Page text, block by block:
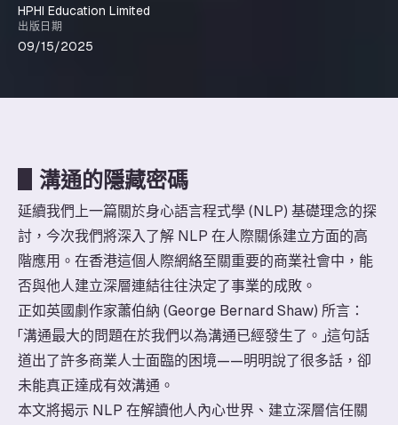
HPHI Education Limited
出版日期
09/15/2025
溝通的隱藏密碼
延續我們上一篇關於身心語言程式學 (NLP) 基礎理念的探
討，今次我們將深入了解 NLP 在人際關係建立方面的高
階應用。在香港這個人際網絡至關重要的商業社會中，能
否與他人建立深層連結往往決定了事業的成敗。
正如英國劇作家蕭伯納 (George Bernard Shaw) 所言：
「溝通最大的問題在於我們以為溝通已經發生了。」這句話
道出了許多商業人士面臨的困境——明明說了很多話，卻
未能真正達成有效溝通。
本文將揭示 NLP 在解讀他人內心世界、建立深層信任關